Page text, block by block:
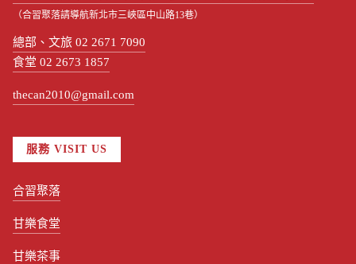
（合習聚落請導航新北市三峽區中山路13巷）
總部、文旅 02 2671 7090
食堂 02 2673 1857
thecan2010@gmail.com
服務 VISIT US
合習聚落
甘樂食堂
甘樂茶事